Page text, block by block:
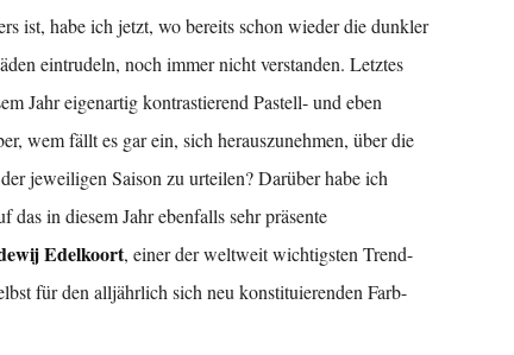
ist, habe ich jetzt, wo bereits schon wieder die dunkler
eintrudeln, noch immer nicht verstanden. Letztes
Jahr eigenartig kontrastierend Pastell- und eben
wem fällt es gar ein, sich herauszunehmen, über die
jeweiligen Saison zu urteilen? Darüber habe ich
das in diesem Jahr ebenfalls sehr präsente
Edelkoort, einer der weltweit wichtigsten Trend-
für den alljährlich sich neu konstituierenden Farb-